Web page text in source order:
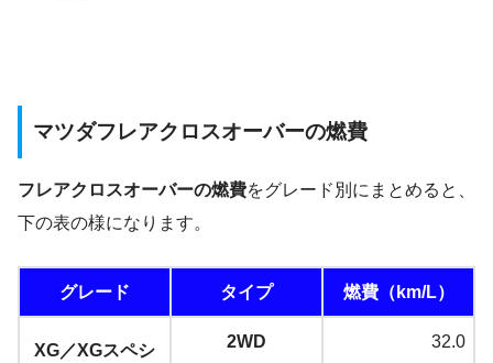
マツダフレアクロスオーバーの燃費
フレアクロスオーバーの燃費をグレード別にまとめると、
下の表の様になります。
グレード タイプ 燃費（km/L）
XG／XGスペシ
2WD 32.0